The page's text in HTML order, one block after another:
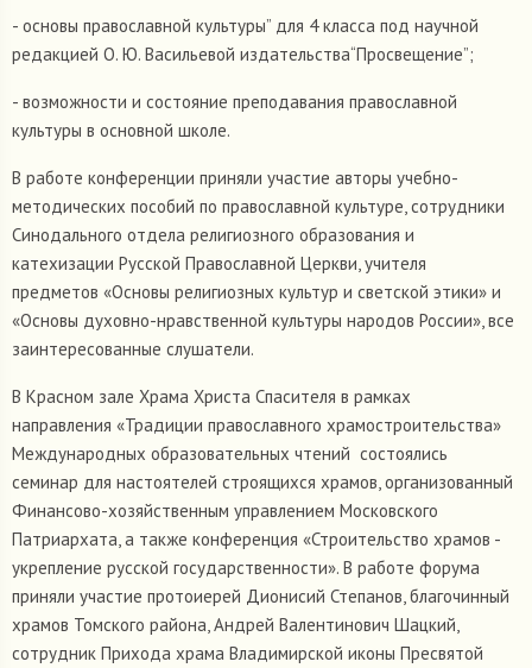
- основы православной культуры” для 4 класса под научной
редакцией О. Ю. Васильевой издательства“Просвещение”;
- возможности и состояние преподавания православной
культуры в основной школе.
В работе конференции приняли участие авторы учебно-
методических пособий по православной культуре, сотрудники
Синодального отдела религиозного образования и
катехизации Русской Православной Церкви, учителя
предметов «Основы религиозных культур и светской этики» и
«Основы духовно-нравственной культуры народов России», все
заинтересованные слушатели.
В Красном зале Храма Христа Спасителя в рамках
направления «Традиции православного храмостроительства»
Международных образовательных чтений состоялись
семинар для настоятелей строящихся храмов, организованный
Финансово-хозяйственным управлением Московского
Патриархата, а также конференция «Строительство храмов -
укрепление русской государственности». В работе форума
приняли участие протоиерей Дионисий Степанов, благочинный
храмов Томского района, Андрей Валентинович Шацкий,
сотрудник Прихода храма Владимирской иконы Пресвятой